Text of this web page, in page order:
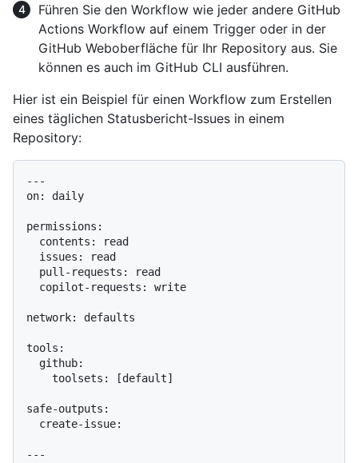
Führen Sie den Workflow wie jeder andere GitHub
Actions Workflow auf einem Trigger oder in der
GitHub Weboberfläche für Ihr Repository aus. Sie
können es auch im GitHub CLI ausführen.
Hier ist ein Beispiel für einen Workflow zum Erstellen
eines täglichen Statusbericht-Issues in einem
Repository:
---
on: daily
permissions:
network: defaults
tools:
safe-outputs:
---